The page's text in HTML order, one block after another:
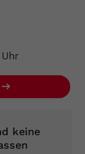
keine